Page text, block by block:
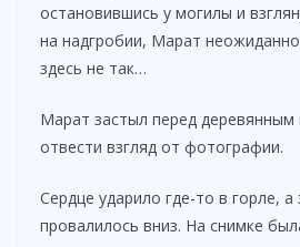
V
d
e
остановившись у могилы и
на надгробии, Марат
здесь не так…
Марат застыл перед деревянным
отвести взгляд от фотографии.
Сердце ударило где-то в горле,
провалилось вниз. На снимке